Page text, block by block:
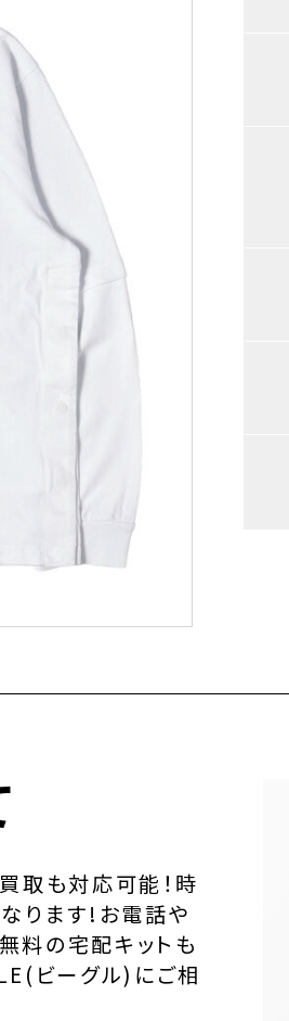
取も対応可能！時
ります!お電話や
料の宅配キットも
ビーグル)にご相